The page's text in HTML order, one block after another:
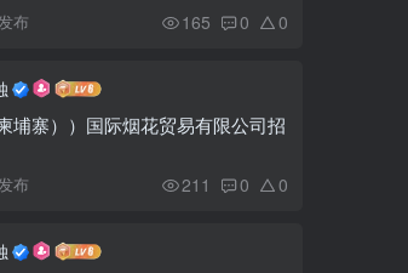
国之间的直航
共汽车（图集）
布 165 0 0
埔寨））国际烟花贸易有限公司招
布 211 0 0